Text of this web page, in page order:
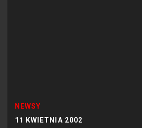
NEWSY
11 KWIETNIA 2002